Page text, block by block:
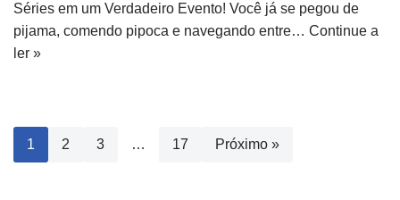
Séries em um Verdadeiro Evento! Você já se pegou de
pijama, comendo pipoca e navegando entre… Continue a
ler »
1 2 3 … 17 Próximo »